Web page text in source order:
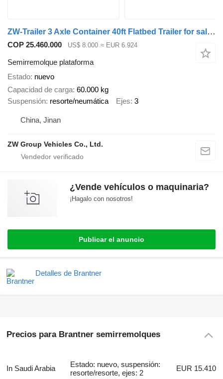
ZW-Trailer 3 Axle Container 40ft Flatbed Trailer for sale in Congo
COP 25.460.000 US$ 8.000 ≈ EUR 6.924
Semirremolque plataforma
Estado nuevo
Capacidad de carga 60.000 kg
Suspensión resorte/neumática Ejes 3
China, Jinan
ZW Group Vehicles Co., Ltd.
¿Vende vehículos o maquinaria?
¡Hagalo con nosotros!
Publicar el anuncio
Detalles de Brantner
Precios para Brantner semirremolques
In Saudi Arabia
Estado: nuevo, suspensión:
resorte/resorte, ejes: 2
EUR 15.410